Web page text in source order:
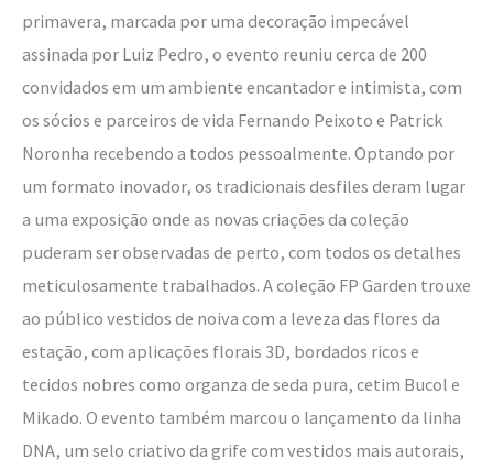
primavera, marcada por uma decoração impecável
assinada por Luiz Pedro, o evento reuniu cerca de 200
convidados em um ambiente encantador e intimista, com
os sócios e parceiros de vida Fernando Peixoto e Patrick
Noronha recebendo a todos pessoalmente. Optando por
um formato inovador, os tradicionais desfiles deram lugar
a uma exposição onde as novas criações da coleção
puderam ser observadas de perto, com todos os detalhes
meticulosamente trabalhados. A coleção FP Garden trouxe
ao público vestidos de noiva com a leveza das flores da
estação, com aplicações florais 3D, bordados ricos e
tecidos nobres como organza de seda pura, cetim Bucol e
Mikado. O evento também marcou o lançamento da linha
DNA, um selo criativo da grife com vestidos mais autorais,